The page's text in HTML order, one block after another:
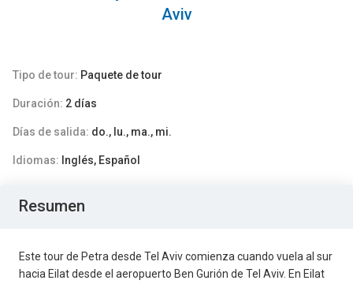
Aviv
Tipo de tour: Paquete de tour
Duración: 2 días
Días de salida: do., lu., ma., mi.
Idiomas: Inglés, Español
Resumen
Este tour de Petra desde Tel Aviv comienza cuando vuela al sur
hacia Eilat desde el aeropuerto Ben Gurión de Tel Aviv. En Eilat